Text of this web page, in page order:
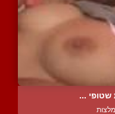
שטופי ...